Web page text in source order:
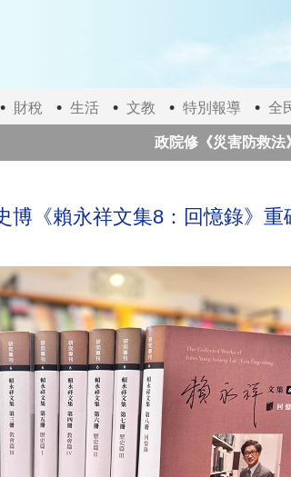
財稅 生活 文教 特別報導 全
政院修《災害防救法》堰
博《賴永祥文集8：回憶錄》重